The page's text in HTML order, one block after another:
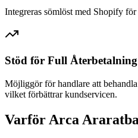
Integreras sömlöst med Shopify
Stöd för Full Återbetalning
Möjliggör för handlare att
vilket förbättrar kundservicen.
Varför Arca